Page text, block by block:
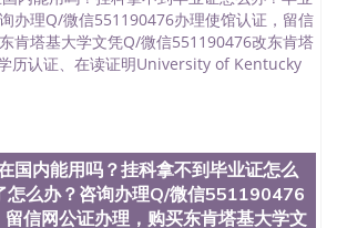
国内能用吗？挂科拿不到毕业证怎么
怎么办？咨询办理Q/微信551190476
信网公证办理，购买东肯塔基大学文